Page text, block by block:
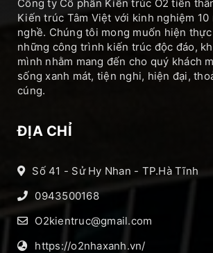
Công ty Cổ phần Kiến trúc O2 tiền
Kiến trúc Tâm Việt với kinh nghiệm 10
nghề. Chúng tôi mong muốn hiện
những công trình kiến trúc độc đáo,
mình nhằm mang đến cho quý khách
sống xanh mát, tiện nghi, hiện đại,
cúng.
ĐỊA CHỈ
Số 41 - Sử Hy Nhan - TP.Hà Tĩnh
0943500168
O2kientruc@gmail.com
https://o2nhaxanh.vn/